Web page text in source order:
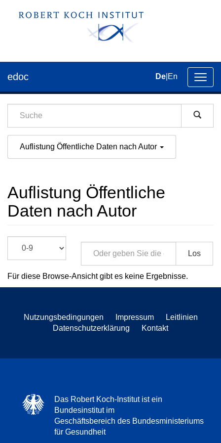
der
edoc De En
Auflistung Öffentliche Daten nach Autor
Auflistung Öffentliche
Daten nach Autor
Los
Für diese Browse-Ansicht gibt es keine Ergebnisse.
Nutzungsbedingungen Impressum
Leitlinien
Datenschutzerklärung
Kontakt
Das Robert Koch-Institut ist ein
Bundesinstitut im
Geschäftsbereich des Bundesministeriums
für Gesundheit